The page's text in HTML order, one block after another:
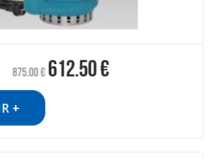
875.00€ 612.50€
+